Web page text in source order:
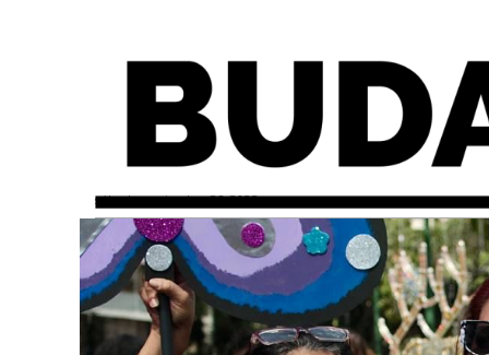
sábado, noviembre 26, 2022